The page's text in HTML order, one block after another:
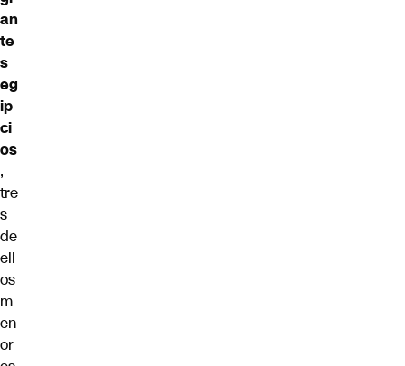
an
te
s
eg
ip
ci
os
,
tre
s
de
ell
os
m
en
or